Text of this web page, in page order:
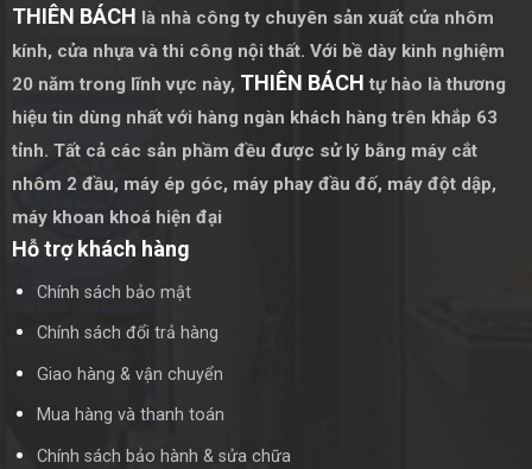
Cửa trượt 2 cánh hệ nhôm Xingfa có khả năng cách âm, cách
nhiệt tốt, giúp giữ ấm vào mùa đông và mát mẻ vào mùa hè.
Điều này không chỉ mang lại sự thoải mái cho người sử dụng
mà còn giúp tiết kiệm năng lượng.
Ưu điểm của cửa trượt 2 cánh hệ nhôm Xingfa
Tiết kiệm không gian
Với thiết kế trượt ngang, cửa trượt 2 cánh giúp tiết kiệm
không gian so với các loại cửa mở quay thông thường. Điều
này đặc biệt hữu ích trong các không gian hẹp.
Dễ dàng sử dụng
Cửa trượt 2 cánh hệ nhôm Xingfa được trang bị hệ thống
bánh xe trượt, giúp việc mở và đóng cửa trở nên nhẹ nhàng
và dễ dàng hơn.
THIÊN BÁCH là nhà công ty chuyên sản xuất cửa nhôm
kính, cửa nhựa và thi công nội thất. Với bề dày kinh nghiệm
20 năm trong lĩnh vực này, THIÊN BÁCH tự hào là thương
hiệu tin dùng nhất với hàng ngàn khách hàng trên khắp 63
tỉnh. Tất cả các sản phầm đều được sử lý bằng máy cắt
nhôm 2 đầu, máy ép góc, máy phay đầu đố, máy đột dập,
máy khoan khoá hiện đại
Hỗ trợ khách hàng
Chính sách bảo mật
Chính sách đổi trả hàng
Giao hàng & vận chuyển
Mua hàng và thanh toán
Chính sách bảo hành & sửa chữa